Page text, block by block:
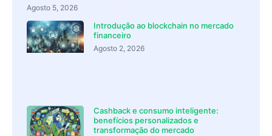
Agosto 5, 2026
Introdução ao blockchain no mercado
financeiro
Agosto 2, 2026
Cashback e consumo inteligente:
benefícios personalizados e
transformação do mercado